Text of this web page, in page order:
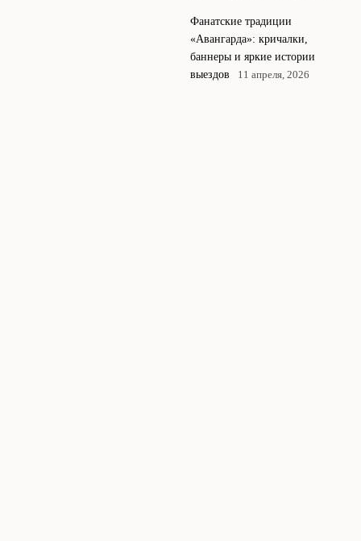
Фанатские традиции
«Авангарда»: кричалки,
баннеры и яркие истории
выездов
11 апреля, 2026